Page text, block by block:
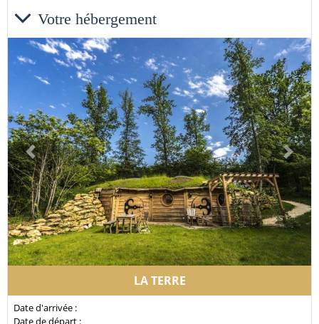
Votre hébergement
Previous Next
LA TERRE
Date d'arrivée :
Date de départ :